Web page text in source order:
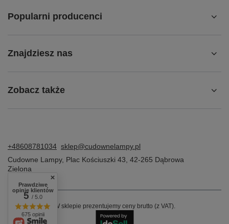
Popularni producenci
Znajdziesz nas
Zobacz także
+48608781034 sklep@cudownelampy.pl
Cudowne Lampy, Plac Kościuszki 43 42-265 Dąbrowa
Zielona
W sklepie prezentujemy ceny brutto (z VAT).
Prawdziwe
opinie klientów
5/ 5.0
675 opinii